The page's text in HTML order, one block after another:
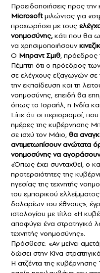
Προειδοποιήσεις προς
Microsoft μιλώντας για
προχωρήσει με τους
νοημοσύνης,κάτι που θα
να χρησιμοποιήσουν
Ο Μπραντ Σμιθ, πρόεδρος
Πέμπτη ότι ο πρόεδρος
σε ελέγχους εξαγωγών σε
την εκπαίδευση και τη
νοημοσύνης, επειδή θα
όπως το Ισραήλ, η Ινδία
Είπε ότι οι περιορισμοί,
ημέρες της κυβέρνησης
σε ισχύ τον Μάιο, θα
αντιμετωπίσουν ανώτατα
νοημοσύνης να
«Όπως έχει συνταχθεί, ο
προτεραιότητες της
ηγεσίας της τεχνητής
του εμπορικού
δολαρίων του έθνους»,
ιστολογίου με τίτλο «Η
αποφύγει ένα στρατηγικό
τεχνητής νοημοσύνης».
Πρόσθεσε: «Αν μείνει
δώσει στην Κίνα
Η ατζέντα της